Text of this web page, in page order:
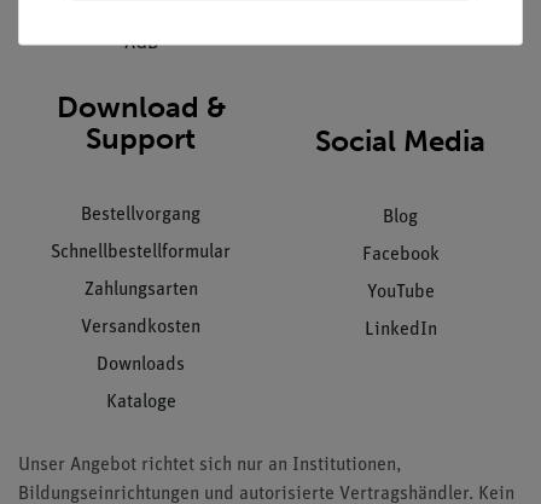
AGB
Download &
Support
Bestellvorgang
Schnellbestellformular
Zahlungsarten
Versandkosten
Downloads
Kataloge
Social Media
Blog
Facebook
YouTube
LinkedIn
Unser Angebot richtet sich nur an Institutionen,
Bildungseinrichtungen und autorisierte Vertragshändler. Kein